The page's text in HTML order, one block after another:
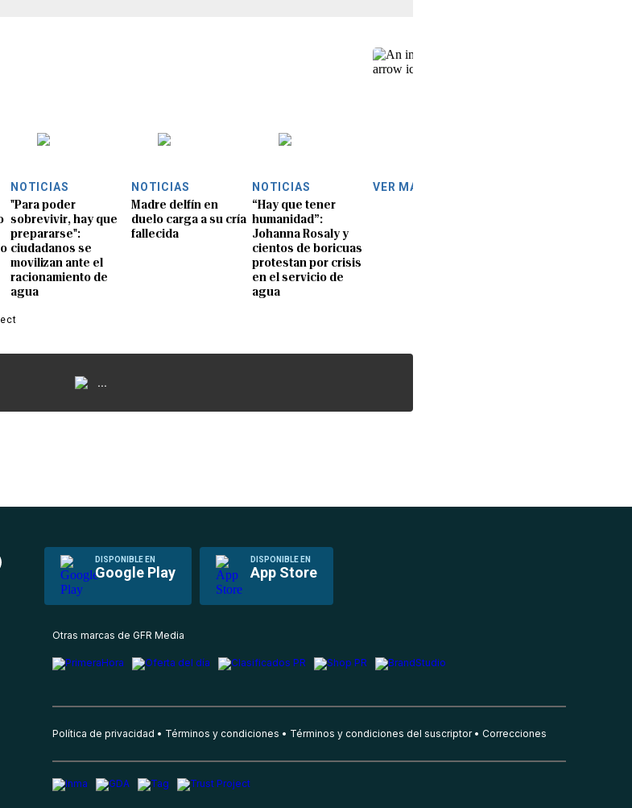
NOTICIAS
"Para poder
sobrevivir, hay que
prepararse":
ciudadanos se
movilizan ante el
racionamiento de
agua
NOTICIAS
Madre delfín en
duelo carga a su cría
fallecida
NOTICIAS
“Hay que tener
humanidad”:
Johanna Rosaly y
cientos de boricuas
protestan por crisis
en el servicio de
agua
VER MÁS
...
DISPONIBLE EN
Google Play
DISPONIBLE EN
App Store
Otras marcas de GFR Media
Política de privacidad Términos y condiciones Términos y condiciones del suscriptor Correcciones